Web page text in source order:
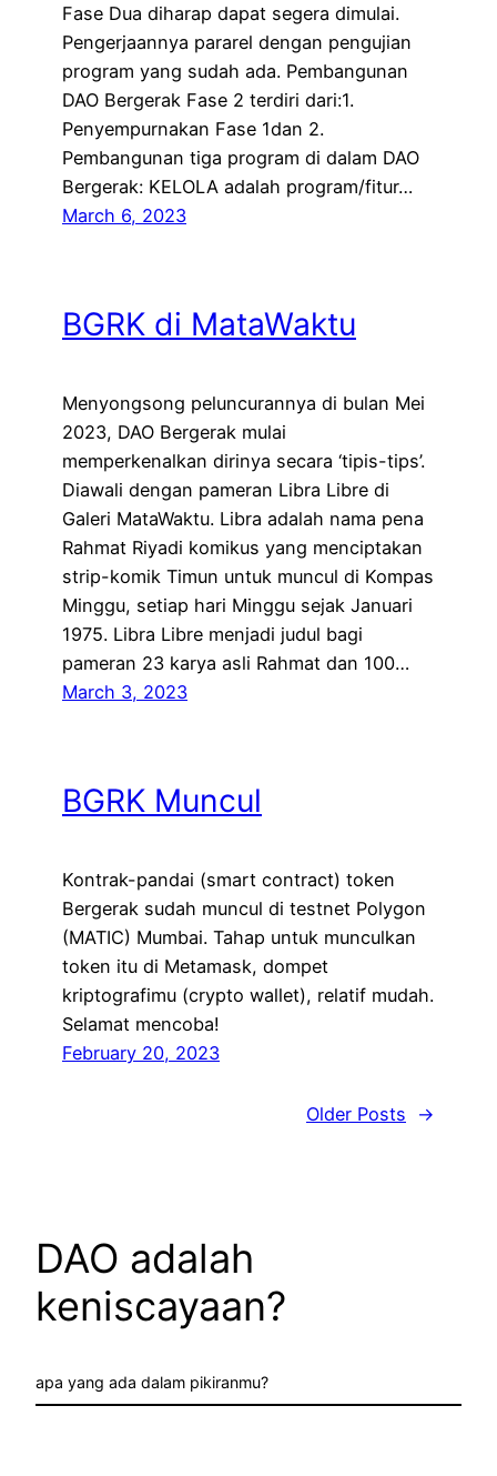
Fase Dua diharap dapat segera dimulai.
Pengerjaannya pararel dengan pengujian
program yang sudah ada. Pembangunan
DAO Bergerak Fase 2 terdiri dari:1.
Penyempurnakan Fase 1dan 2.
Pembangunan tiga program di dalam DAO
Bergerak: KELOLA adalah program/fitur…
March 6, 2023
BGRK di MataWaktu
Menyongsong peluncurannya di bulan Mei
2023, DAO Bergerak mulai
memperkenalkan dirinya secara ‘tipis-tips’.
Diawali dengan pameran Libra Libre di
Galeri MataWaktu. Libra adalah nama pena
Rahmat Riyadi komikus yang menciptakan
strip-komik Timun untuk muncul di Kompas
Minggu, setiap hari Minggu sejak Januari
1975. Libra Libre menjadi judul bagi
pameran 23 karya asli Rahmat dan 100…
March 3, 2023
BGRK Muncul
Kontrak-pandai (smart contract) token
Bergerak sudah muncul di testnet Polygon
(MATIC) Mumbai. Tahap untuk munculkan
token itu di Metamask, dompet
kriptografimu (crypto wallet), relatif mudah.
Selamat mencoba!
February 20, 2023
Older Posts →
DAO adalah
keniscayaan?
apa yang ada dalam pikiranmu?